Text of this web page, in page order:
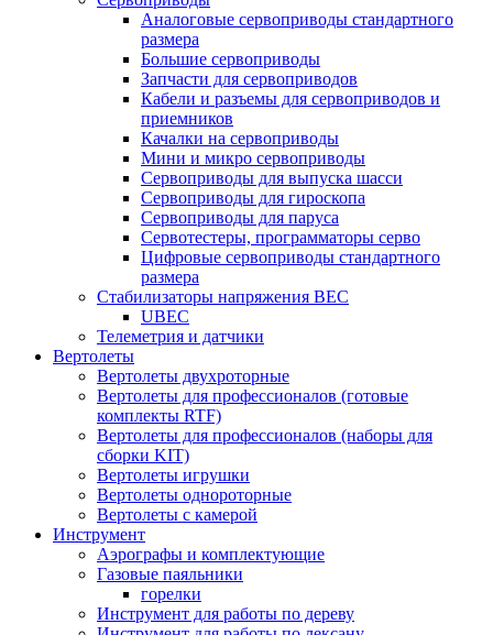
Аналоговые сервоприводы стандартного
размера
Большие сервоприводы
Запчасти для сервоприводов
Кабели и разъемы для сервоприводов и
приемников
Качалки на сервоприводы
Мини и микро сервоприводы
Сервоприводы для выпуска шасси
Сервоприводы для гироскопа
Сервоприводы для паруса
Сервотестеры, программаторы серво
Цифровые сервоприводы стандартного
размера
Стабилизаторы напряжения BEC
UBEC
Телеметрия и датчики
Вертолеты
Вертолеты двухроторные
Вертолеты для профессионалов (готовые
комплекты RTF)
Вертолеты для профессионалов (наборы для
сборки KIT)
Вертолеты игрушки
Вертолеты однороторные
Вертолеты с камерой
Инструмент
Аэрографы и комплектующие
Газовые паяльники
горелки
Инструмент для работы по дереву